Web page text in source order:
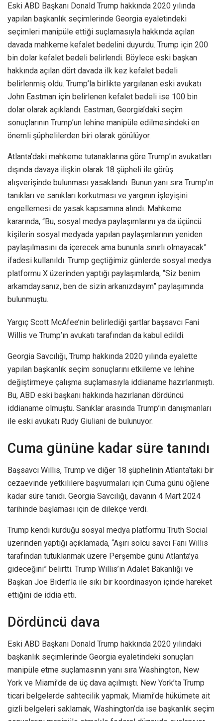
Eski ABD Başkanı Donald Trump hakkında 2020 yılında
yapılan başkanlık seçimlerinde Georgia eyaletindeki
seçimleri manipüle ettiği suçlamasıyla hakkında açılan
davada mahkeme kefalet bedelini duyurdu. Trump için 200
bin dolar kefalet bedeli belirlendi. Böylece eski başkan
hakkında açılan dört davada ilk kez kefalet bedeli
belirlenmiş oldu. Trump’la birlikte yargılanan eski avukatı
John Eastman için belirlenen kefalet bedeli ise 100 bin
dolar olarak açıklandı. Eastman, Georgia’daki seçim
sonuçlarının Trump’un lehine manipüle edilmesindeki en
önemli şüphelilerden biri olarak görülüyor.
Atlanta’daki mahkeme tutanaklarına göre Trump’ın avukatları
dışında davaya ilişkin olarak 18 şüpheli ile görüş
alışverişinde bulunması yasaklandı. Bunun yanı sıra Trump’ın
tanıkları ve sanıkları korkutması ve yargının işleyişini
engellemesi de yasak kapsamına alındı. Mahkeme
kararında, “Bu, sosyal medya paylaşımlarını ya da üçüncü
kişilerin sosyal medyada yapılan paylaşımlarının yeniden
paylaşılmasını da içerecek ama bununla sınırlı olmayacak”
ifadesi kullanıldı. Trump geçtiğimiz günlerde sosyal medya
platformu X üzerinden yaptığı paylaşımlarda, “Siz benim
arkamdaysanız, ben de sizin arkanızdayım” paylaşımında
bulunmuştu.
Yargıç Scott McAfee’nin belirlediği şartlar başsavcı Fani
Willis ve Trump’ın avukatı tarafından da kabul edildi.
Georgia Savcılığı, Trump hakkında 2020 yılında eyalette
yapılan başkanlık seçim sonuçlarını etkileme ve lehine
değiştirmeye çalışma suçlamasıyla iddianame hazırlanmıştı.
Bu, ABD eski başkanı hakkında hazırlanan dördüncü
iddianame olmuştu. Sanıklar arasında Trump’ın danışmanları
ile eski avukatı Rudy Giuliani de bulunuyor.
Cuma gününe kadar süre tanındı
Başsavcı Willis, Trump ve diğer 18 şüphelinin Atlanta’taki bir
cezaevinde yetkililere başvurmaları için Cuma günü öğlene
kadar süre tanıdı. Georgia Savcılığı, davanın 4 Mart 2024
tarihinde başlaması için de dilekçe verdi.
Trump kendi kurduğu sosyal medya platformu Truth Social
üzerinden yaptığı açıklamada, “Aşırı solcu savcı Fani Willis
tarafından tutuklanmak üzere Perşembe günü Atlanta’ya
gideceğini” belirtti. Trump Willis’in Adalet Bakanlığı ve
Başkan Joe Biden’la ile sıkı bir koordinasyon içinde hareket
ettiğini de iddia etti.
Dördüncü dava
Eski ABD Başkanı Donald Trump hakkında 2020 yılındaki
başkanlık seçimlerinde Georgia eyaletindeki sonuçları
manipüle etme suçlamasının yanı sıra Washington, New
York ve Miami’de de üç dava açılmıştı. New York’ta Trump
ticari belgelerde sahtecilik yapmak, Miami’de hükümete ait
gizli belgeleri saklamak, Washington’da ise başkanlık seçim